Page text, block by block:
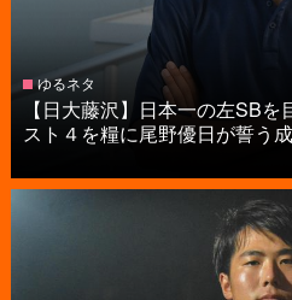
ゆるネタ
【日大藤沢】日本一の左SB
スト４を糧に尾野優日が誓う